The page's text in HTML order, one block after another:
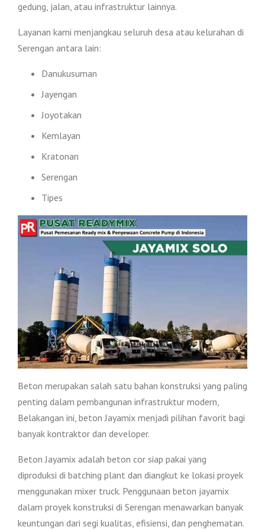
gedung, jalan, atau infrastruktur lainnya.
Layanan kami menjangkau seluruh desa atau kelurahan di
Serengan antara lain:
Danukusuman
Jayengan
Joyotakan
Kemlayan
Kratonan
Serengan
Tipes
Beton merupakan salah satu bahan konstruksi yang paling
penting dalam pembangunan infrastruktur modern,
Belakangan ini, beton Jayamix menjadi pilihan favorit bagi
banyak kontraktor dan developer.
Beton Jayamix adalah beton cor siap pakai yang
diproduksi di batching plant dan diangkut ke lokasi proyek
menggunakan mixer truck. Penggunaan beton jayamix
dalam proyek konstruksi di Serengan menawarkan banyak
keuntungan dari segi kualitas, efisiensi, dan penghematan.